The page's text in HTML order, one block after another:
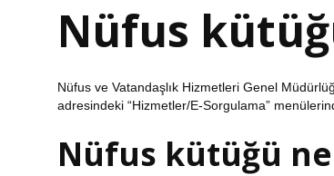
Nüfus
Nüfus ve Vatandaşlık Hizmetleri Genel
adresindeki “Hizmetler/E-Sorgulama”
Nüfus kütüğü